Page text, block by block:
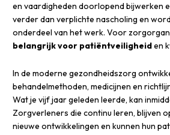
en vaardigheden doorlopend bijwerken
verder dan verplichte nascholing en
onderdeel van het werk. Voor
belangrijk voor patiëntveiligheiden
In de moderne gezondheidszorg
behandelmethoden, medicijnen en
Wat je vijf jaar geleden leerde, kan
Zorgverleners die continu leren, blijven
nieuwe ontwikkelingen en kunnen hun